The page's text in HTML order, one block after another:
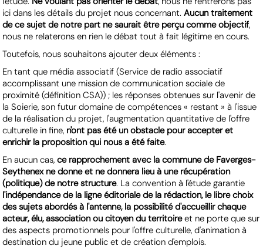
ici dans les détails du projet nous concernant.Aucun traitement
de ce sujet de notre part ne saurait être perçu comme objectif,
nous ne relaterons en rien le débat tout à fait légitime en cours.
Toutefois, nous souhaitons ajouter deux éléments :
En tant que média associatif (Service de radio associatif
accomplissant une mission de communication sociale de
proximité (définition CSA)) ; les réponses obtenues sur l'avenir de
la Soierie, son futur domaine de compétences « restant » à l'issue
de la réalisation du projet, l'augmentation quantitative de l'offre
culturelle in fine, n'ont pas été un obstacle pour accepter et
enrichir la proposition qui nous a été faite.
En aucun cas,ce rapprochement avec la commune de Faverges-
Seythenex ne donne et ne donnera lieu à une récupération
(politique) de notre structure. La convention à l'étude garantie
l'indépendance de la ligne éditoriale de la rédaction, le libre choix
des sujets abordés à l'antenne, la possibilité d'accueillir chaque
acteur, élu, association ou citoyen du territoireet ne porte que sur
des aspects promotionnels pour l'offre culturelle, d'animation à
destination du jeune public et de création d'emplois.